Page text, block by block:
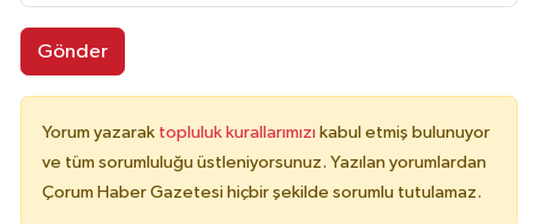
Gönder
Yorum yazarak topluluk kurallarımızı kabul etmiş bulunuyor
ve tüm sorumluluğu üstleniyorsunuz. Yazılan yorumlardan
Çorum Haber Gazetesi hiçbir şekilde sorumlu tutulamaz.